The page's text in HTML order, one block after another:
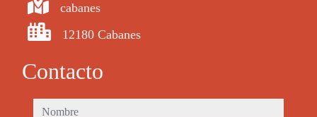
cabanes
12180 Cabanes
Contacto
nombre